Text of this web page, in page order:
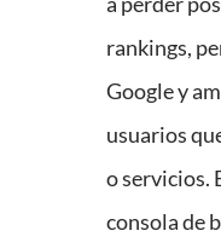
rankings,
Google y
usuarios
o servicios.
consola de